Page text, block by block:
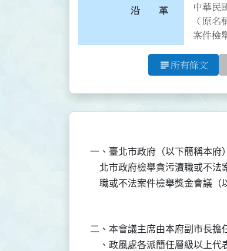
沿 革
中華民
（原
案件檢
subject 所有條文
一、臺北市政府（以下簡稱本府
北市政府檢舉貪污瀆職或不
二、本會議主席由本府副市長擔
、政風處各派簡任層級以上